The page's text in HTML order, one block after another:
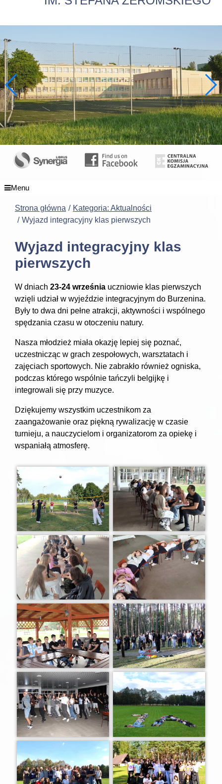
Menu
Strona główna
Kategoria: Aktualności
Wyjazd integracyjny klas pierwszych
Wyjazd integracyjny klas
pierwszych
W dniach 23-24 września uczniowie klas pierwszych
wzięli udział w wyjeździe integracyjnym do Burzenina.
Były to dwa dni pełne atrakcji, aktywności i wspólnego
spędzania czasu w otoczeniu natury.
Nasza młodzież miała okazję lepiej się poznać,
uczestnicząc w grach zespołowych, warsztatach i
zajęciach sportowych. Nie zabrakło również ogniska,
podczas którego wspólnie tańczyli belgijkę i
integrowali się przy muzyce.
Dziękujemy wszystkim uczestnikom za
zaangażowanie oraz piękną rywalizację w czasie
turnieju, a nauczycielom i organizatorom za opiekę i
wspaniałą atmosferę.